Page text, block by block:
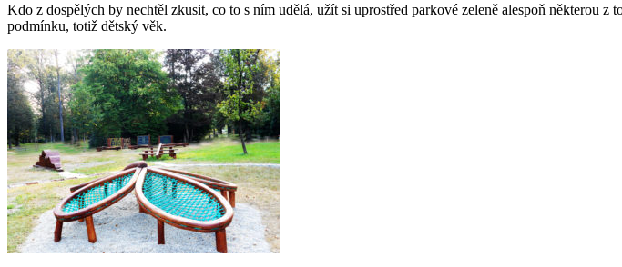
Kdo z dospělých by nechtěl zkusit, co to s ním udělá, užít si uprostřed parkové zeleně alespoň některou
podmínku, totiž dětský věk.